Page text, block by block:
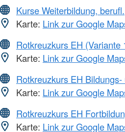
Kurse Weiterbildung, berufl.
Karte: Link zur Google
Rotkreuzkurs EH (Variante
Karte: Link zur Google
Rotkreuzkurs EH
Karte: Link zur Google
Rotkreuzkurs EH
Karte: Link zur Google